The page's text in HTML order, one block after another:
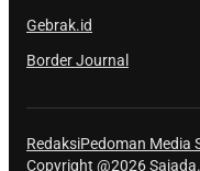
Gebrak.id
Border Journal
RedaksiPedoman Media
Copyright @2026